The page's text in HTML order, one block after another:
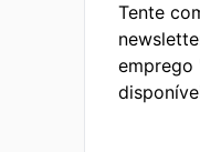
Tente
emprego